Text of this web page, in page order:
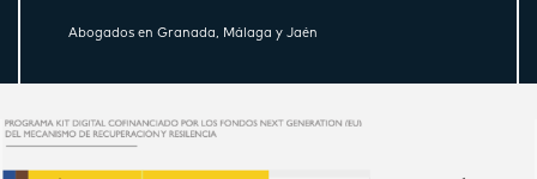
Abogados en Granada, Málaga y Jaén